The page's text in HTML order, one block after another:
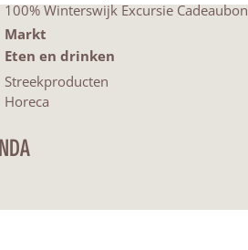
100% Winterswijk Excursie Cadeaubon
Markt
Eten en drinken
Streekproducten
Horeca